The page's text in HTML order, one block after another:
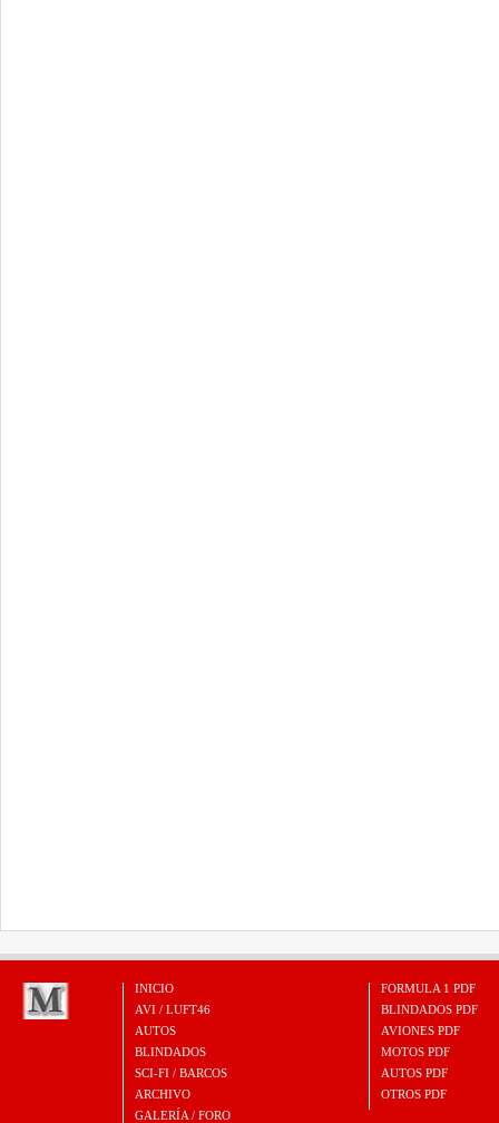
INICIO
AVI / LUFT46
AUTOS
BLINDADOS
SCI-FI / BARCOS
ARCHIVO
GALERÍA / FORO
FORMULA 1 PDF
BLINDADOS PDF
AVIONES PDF
MOTOS PDF
AUTOS PDF
OTROS PDF